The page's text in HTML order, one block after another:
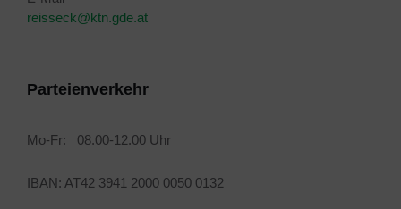
reisseck@ktn.gde.at
Parteienverkehr
Mo-Fr: 08.00-12.00 Uhr
IBAN: AT42 3941 2000 0050 0132